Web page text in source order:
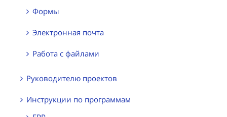
Формы
Электронная почта
Работа с файлами
Руководителю проектов
Инструкции по программам